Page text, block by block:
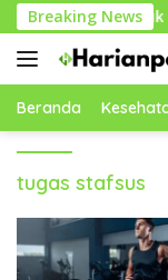
Langsung
ke
konten
Breaking News
Cardio untuk
Beranda
tugas stafsus